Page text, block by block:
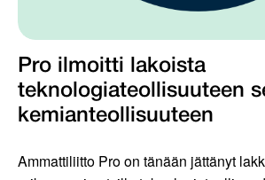
Pro ilmoitti lakoista
teknologiateollisuuteen
kemianteollisuuteen
Ammattiliitto Pro on tänään jättänyt